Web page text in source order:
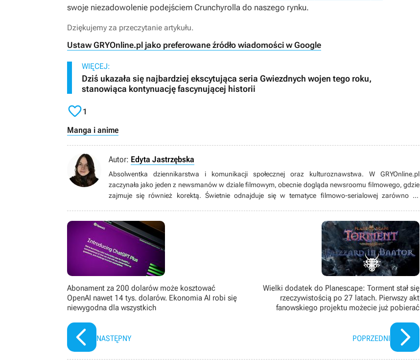
swoje niezadowolenie podejściem Crunchyrolla do naszego rynku.
Dziękujemy za przeczytanie artykułu.
Ustaw GRYOnline.pl jako preferowane źródło wiadomości w Google
WIĘCEJ:
Dziś ukazała się najbardziej ekscytująca seria Gwiezdnych wojen tego roku,
stanowiąca kontynuację fascynującej historii
1
Manga i anime
Autor: Edyta Jastrzębska
Absolwentka dziennikarstwa i komunikacji społecznej oraz kulturoznawstwa. W GRYOnline.pl
zaczynała jako jeden z newsmanów w dziale filmowym, obecnie dogląda newsroomu filmowego, gdzie
zajmuje się również korektą. Świetnie odnajduje się w tematyce filmowo-serialowej zarówno tej
do wielu przekonuje się dopiero, gdy szum wokół nich ucichnie. Wieczory uwielbia spędzać nie tylko przy
filmach, serialach, książkach oraz grach wideo, ale też przy RPG-ach tekstowych, w których siedzi od
kilkunastu lat.
Abonament za 200 dolarów może kosztować
OpenAI nawet 14 tys. dolarów. Ekonomia AI robi się
niewygodna dla wszystkich
NASTĘPNY
Wielki dodatek do Planescape: Torment stał się
rzeczywistością po 27 latach. Pierwszy akt
fanowskiego projektu możecie już pobierać
POPRZEDNI